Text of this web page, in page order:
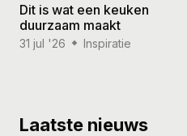
Dit is wat een keuken
duurzaam maakt
31 jul '26 Inspiratie
Laatste nieuws